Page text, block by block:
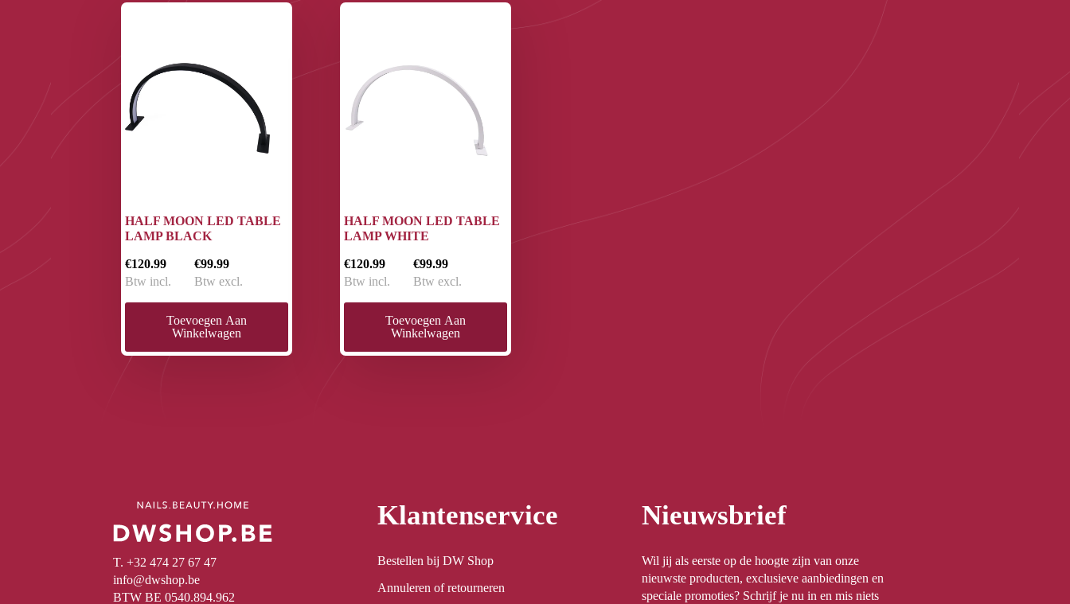
HALF MOON LED TABLE
LAMP BLACK
€120.99
Btw incl.
€99.99
Btw excl.
Toevoegen Aan
Winkelwagen
HALF MOON LED TABLE
LAMP WHITE
€120.99
Btw incl.
€99.99
Btw excl.
Toevoegen Aan
Winkelwagen
T. +32 474 27 67 47
info@dwshop.be
BTW BE 0540.894.962
Klantenservice
Bestellen bij DW Shop
Annuleren of retourneren
Nieuwsbrief
Wil jij als eerste op de hoogte zijn van onze
nieuwste producten, exclusieve aanbiedingen en
speciale promoties? Schrijf je nu in en mis niets